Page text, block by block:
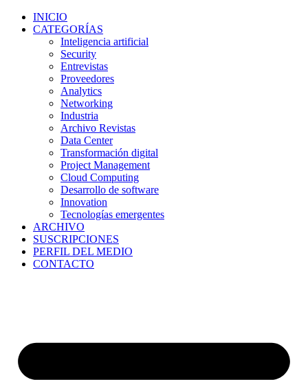
INICIO
CATEGORÍAS
Inteligencia artificial
Security
Entrevistas
Proveedores
Analytics
Networking
Industria
Archivo Revistas
Data Center
Transformación digital
Project Management
Cloud Computing
Desarrollo de software
Innovation
Tecnologías emergentes
ARCHIVO
SUSCRIPCIONES
PERFIL DEL MEDIO
CONTACTO